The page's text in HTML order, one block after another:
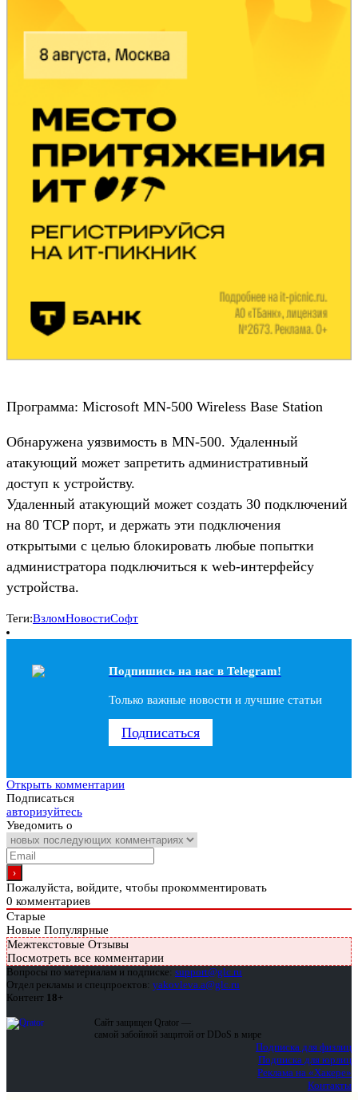
Программа: Microsoft MN-500 Wireless Base Station
Обнаружена уязвимость в MN-500. Удаленный
атакующий может запретить административный
доступ к устройству.
Удаленный атакующий может создать 30 подключений
на 80 TCP порт, и держать эти подключения
открытыми с целью блокировать любые попытки
администратора подключиться к web-интерфейсу
устройства.
Теги:ВзломНовостиСофт
Подпишись на наc в Telegram!
Только важные новости и лучшие статьи
Подписаться
Открыть комментарии
Подписаться
авторизуйтесь
Уведомить о
Пожалуйста, войдите, чтобы прокомментировать
0 комментариев
Старые
Новые Популярные
Межтекстовые Отзывы
Посмотреть все комментарии
Вопросы по материалам и подписке: support@glc.ru
Отдел рекламы и спецпроектов: yakovleva.a@glc.ru
Контент 18+
Сайт защищен Qrator —
самой забойной защитой от DDoS в мире
Подписка для физлиц
Подписка для юрлиц
Реклама на «Хакере»
Контакты